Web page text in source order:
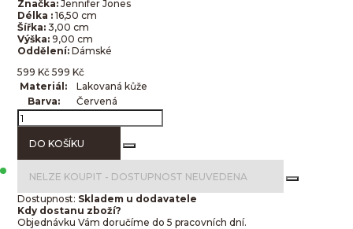
Značka: Jennifer Jones
Délka :16,50 cm
Šířka:3,00 cm
Výška:9,00 cm
Oddělení:Dámské
599 Kč 599 Kč
Materiál:
Lakovaná kůže
Barva:
Červená
DO KOŠÍKU
NELZE KOUPIT - DOSTUPNOST NEUVEDENA
Dostupnost: Skladem u dodavatele
Kdy dostanu zboží?
Objednávku Vám doručíme do 5 pracovních dní.